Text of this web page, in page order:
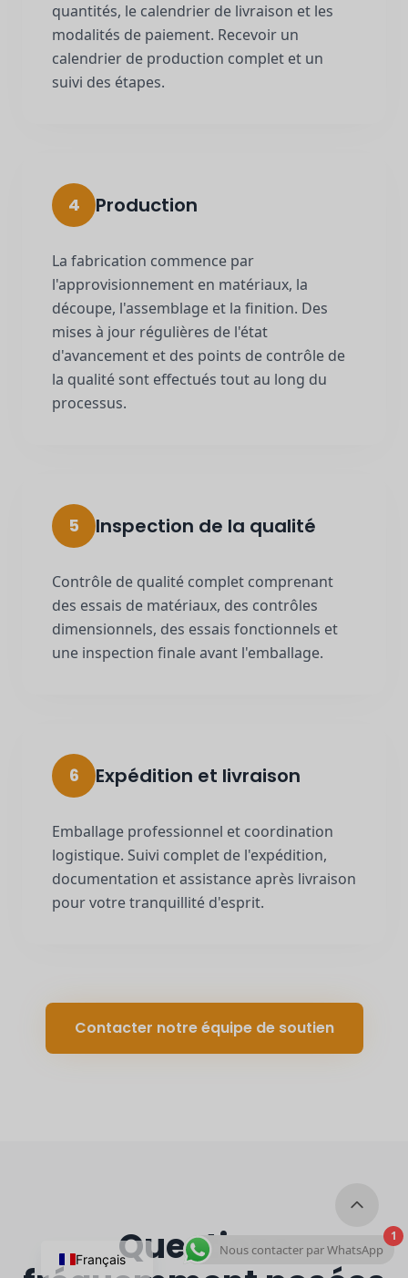
quantités, le calendrier de livraison et les
modalités de paiement. Recevoir un
calendrier de production complet et un
suivi des étapes.
4 Production
La fabrication commence par
l'approvisionnement en matériaux, la
découpe, l'assemblage et la finition. Des
mises à jour régulières de l'état
d'avancement et des points de contrôle de
la qualité sont effectués tout au long du
processus.
5 Inspection de la qualité
Contrôle de qualité complet comprenant
des essais de matériaux, des contrôles
dimensionnels, des essais fonctionnels et
une inspection finale avant l'emballage.
6 Expédition et livraison
Emballage professionnel et coordination
logistique. Suivi complet de l'expédition,
documentation et assistance après livraison
pour votre tranquillité d'esprit.
Contacter notre équipe de soutien
Questions 1
Nous contacter par WhatsApp
Français